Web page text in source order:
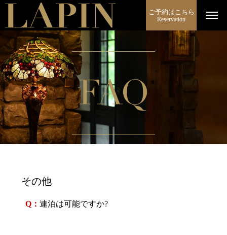
ご予約はこちら
Reservation
その他
Q： 連泊は可能ですか?